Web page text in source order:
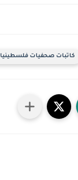
كاتبات صحفيات